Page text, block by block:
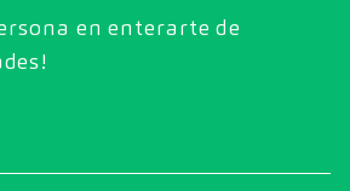
en enterarte de